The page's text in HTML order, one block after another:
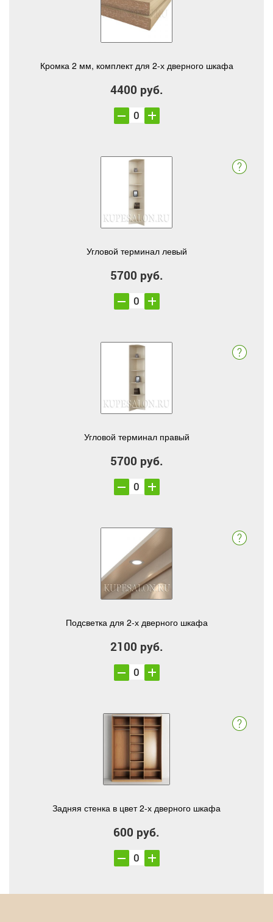
Кромка 2 мм, комплект для 2-х дверного шкафа
4400 руб.
Угловой терминал левый
5700 руб.
Угловой терминал правый
5700 руб.
Подсветка для 2-х дверного шкафа
2100 руб.
Задняя стенка в цвет 2-х дверного шкафа
600 руб.